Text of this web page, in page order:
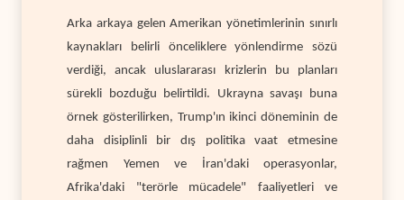
Arka arkaya gelen Amerikan yönetimlerinin sınırlı
kaynakları belirli önceliklere yönlendirme sözü
verdiği, ancak uluslararası krizlerin bu planları
sürekli bozduğu belirtildi. Ukrayna savaşı buna
örnek gösterilirken, Trump'ın ikinci döneminin de
daha disiplinli bir dış politika vaat etmesine
rağmen Yemen ve İran'daki operasyonlar,
Afrika'daki "terörle mücadele" faaliyetleri ve